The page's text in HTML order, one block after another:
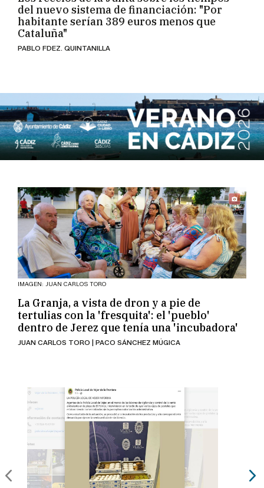
del nuevo sistema de financiación: "Por
habitante serían 389 euros menos que
Cataluña"
PABLO FDEZ. QUINTANILLA
IMAGEN: JUAN CARLOS TORO
La Granja, a vista de dron y a pie de
tertulias con la 'fresquita': el 'pueblo'
dentro de Jerez que tenía una 'incubadora'
JUAN CARLOS TORO | PACO SÁNCHEZ MÚGICA